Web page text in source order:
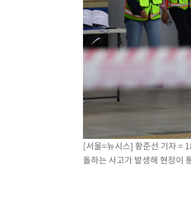
[서울=뉴시스] 황준선 기자 =
돌하는 사고가 발생해 현장이